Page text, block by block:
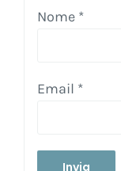
Nome *
Email *